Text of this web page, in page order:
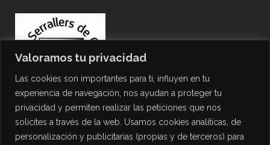
Valoramos tu privacidad
Las cookies son importantes para ti, influyen en tu
experiencia de navegación, nos ayudan a proteger tu
privacidad y permiten realizar las peticiones que nos
solicites a través de la web. Usamos cookies analíticas, de
personalización y publicitarias (propias y de terceros) para
PROTECCIÓN DE DATOS